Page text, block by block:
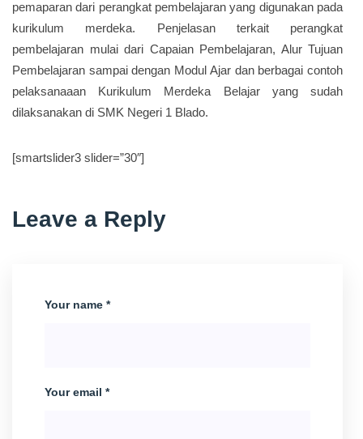
pemaparan dari perangkat pembelajaran yang digunakan pada
kurikulum merdeka. Penjelasan terkait perangkat
pembelajaran mulai dari Capaian Pembelajaran, Alur Tujuan
Pembelajaran sampai dengan Modul Ajar dan berbagai contoh
pelaksanaaan Kurikulum Merdeka Belajar yang sudah
dilaksanakan di SMK Negeri 1 Blado.
[smartslider3 slider=”30″]
Leave a Reply
Your name *
Your email *